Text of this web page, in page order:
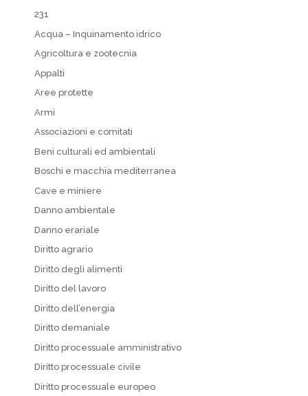
231
Acqua – Inquinamento idrico
Agricoltura e zootecnia
Appalti
Aree protette
Armi
Associazioni e comitati
Beni culturali ed ambientali
Boschi e macchia mediterranea
Cave e miniere
Danno ambientale
Danno erariale
Diritto agrario
Diritto degli alimenti
Diritto del lavoro
Diritto dell’energia
Diritto demaniale
Diritto processuale amministrativo
Diritto processuale civile
Diritto processuale europeo